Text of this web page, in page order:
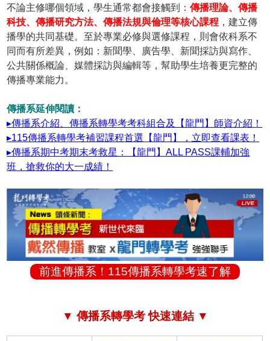
不論主修哪個領域，學生通常都會接觸到：傳播理論、傳播
科技、傳播研究方法、傳播法規與倫理等核心課程 ，建立傳
播學的共同基礎。至於專業必修與選修課程，則會依科系不
同而有所差異，例如：新聞學、廣告學、新聞採訪與寫作、
公共關係概論、媒體採訪與編輯等，幫助學生培養更完整的
傳播專業能力。
傳播系延伸閱讀：
▸傳播系介紹、傳播系轉學考考科組合及【龍門】師資介紹！
▸115傳播系轉學考補習課程首選【龍門】，立即查看課表！
▸傳播系期中考期末考救星：【龍門】ALL PASS課輔加強
班，搶救你的大一成績！
前進傳播系！115傳播系轉學考速了解
▼ 傳播系轉學考 快速連結 ▼